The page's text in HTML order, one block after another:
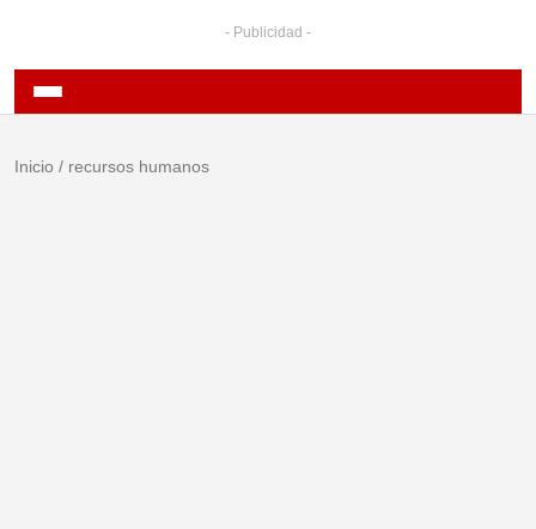
- Publicidad -
Inicio / recursos humanos